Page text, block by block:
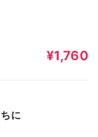
¥1,760
に